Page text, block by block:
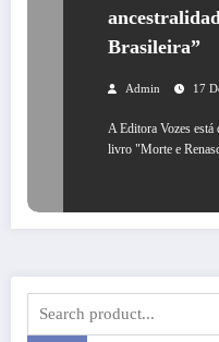
ancestralidade
Brasileira”
Admin 17
A Editora Vozes está
livro "Morte e